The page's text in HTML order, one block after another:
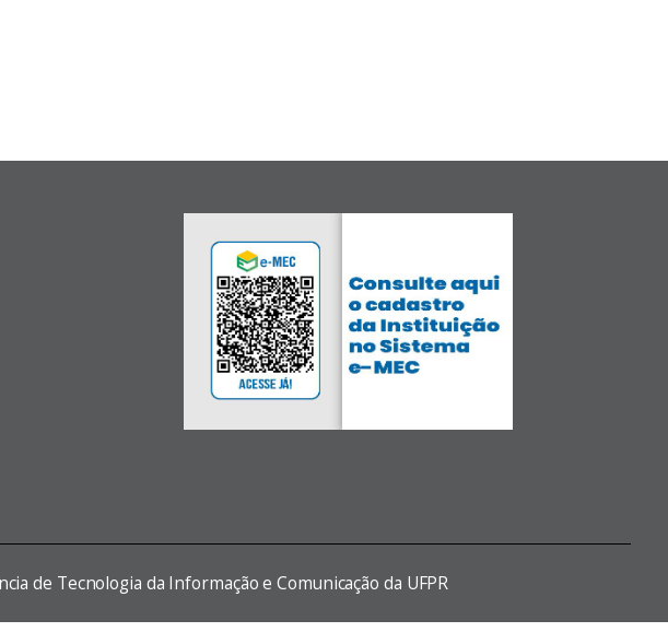
de Tecnologia da Informação e Comunicação da UFPR